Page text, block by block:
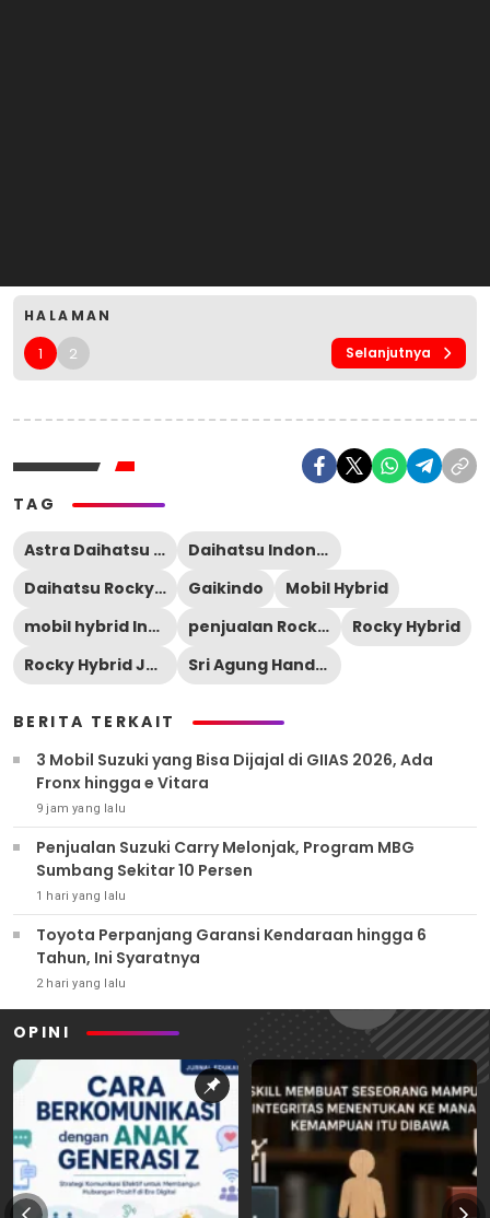
HALAMAN
1 2 Selanjutnya
TAG
Astra Daihatsu Motor
Daihatsu Indonesia
Daihatsu Rocky Hybrid
Gaikindo
Mobil Hybrid
mobil hybrid Indonesia
penjualan Rocky Hybrid
Rocky Hybrid
Rocky Hybrid Jepang
Sri Agung Handayani
BERITA TERKAIT
3 Mobil Suzuki yang Bisa Dijajal di GIIAS 2026, Ada
Fronx hingga e Vitara
9 jam yang lalu
Penjualan Suzuki Carry Melonjak, Program MBG
Sumbang Sekitar 10 Persen
1 hari yang lalu
Toyota Perpanjang Garansi Kendaraan hingga 6
Tahun, Ini Syaratnya
2 hari yang lalu
OPINI